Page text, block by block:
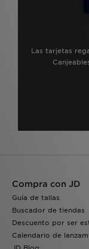
Las tarjetas
Compra con JD
Guía de tallas
Buscador de tiendas
Descuento por ser
Calendario de